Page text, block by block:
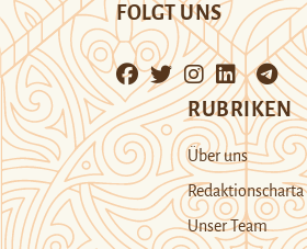
FOLGT UNS
RUBRIKEN
Über uns
Redaktionscharta
Unser Team